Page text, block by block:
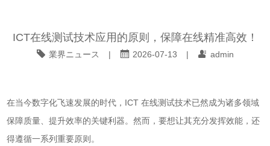
​ICT在线测试技术应用的原则，保障在线精准高效！
業界ニュース | 2026-07-13 | admin
在当今数字化飞速发展的时代，ICT 在线测试技术已然成为诸多领域
保障质量、提升效率的关键利器。然而，要想让其充分发挥效能，还
得遵循一系列重要原则。